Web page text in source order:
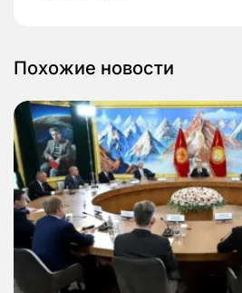
Похожие новости